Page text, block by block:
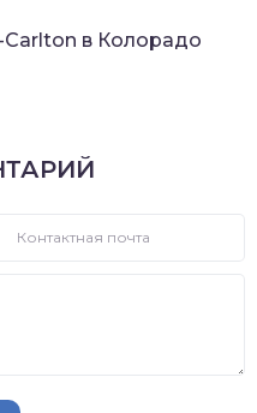
Carlton в Колорадо